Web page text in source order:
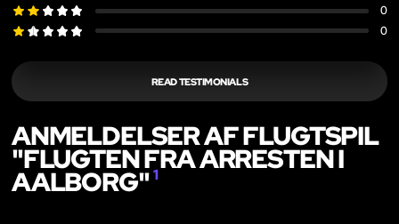
0
0
READ TESTIMONIALS
ANMELDELSER AF FLUGTSPIL
"FLUGTEN FRA ARRESTEN I
AALBORG"1